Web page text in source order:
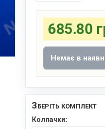
685.80
Немає в
Зберіть комплект
Колпачки: